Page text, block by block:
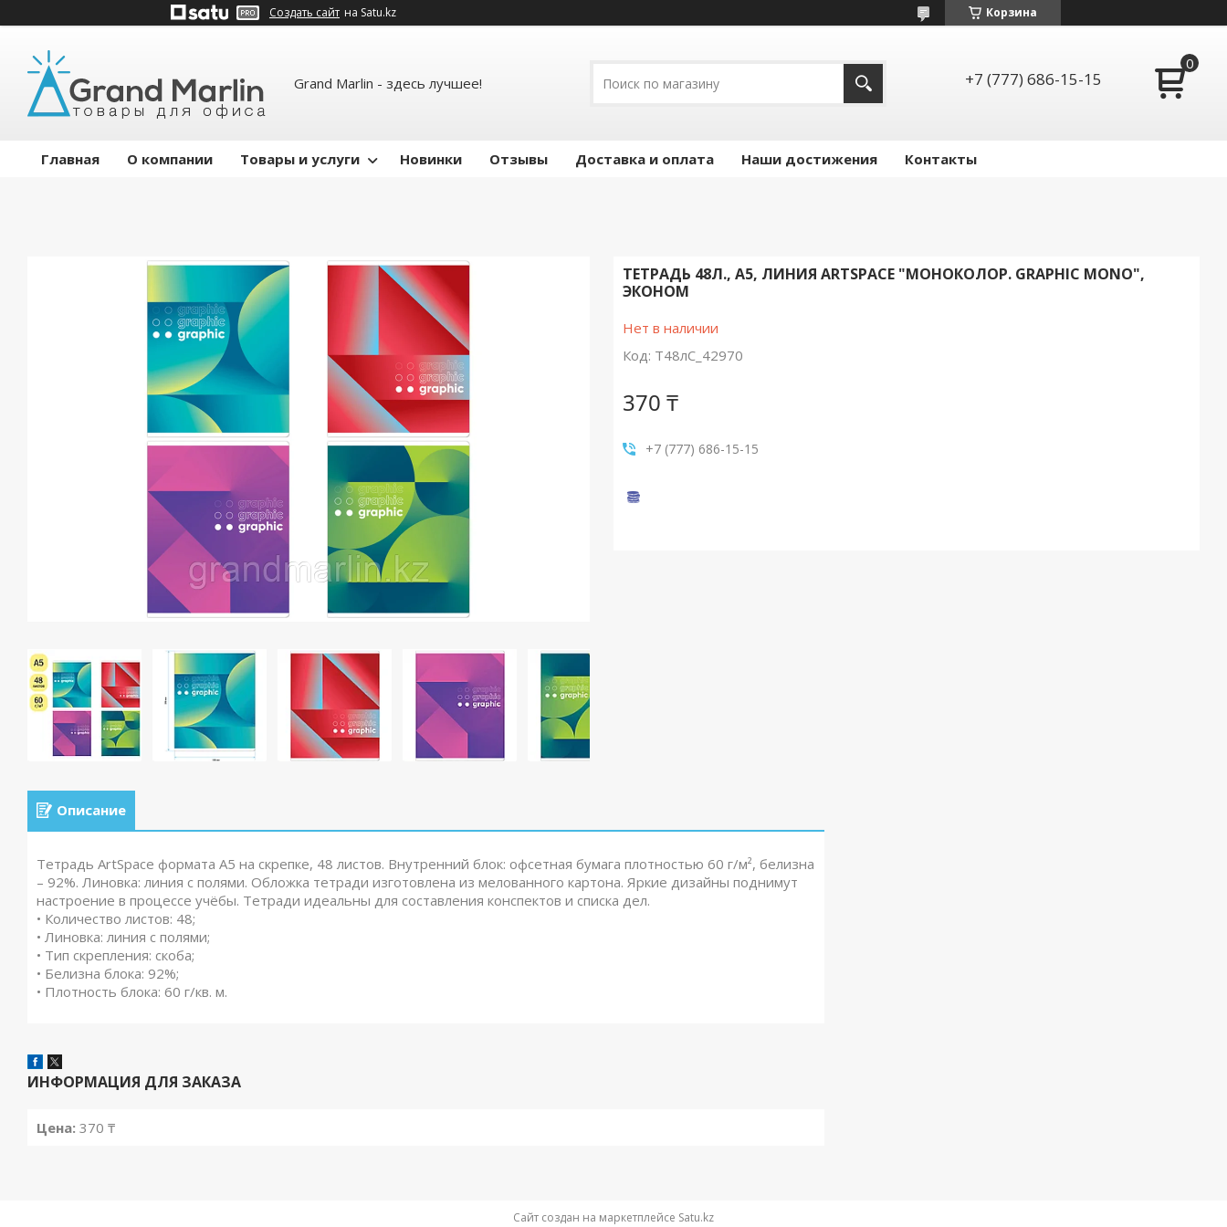
Создать сайт на Satu.kz Корзина
Grand Marlin - здесь лучшее! +7 (777) 686-15-15
Главная О компании Товары и услуги Новинки Отзывы Доставка и оплата Наши достижения Контакты
ТЕТРАДЬ 48Л., А5, ЛИНИЯ ARTSPACE "МОНОКОЛОР. GRAPHIC MONO",
ЭКОНОМ
Нет в наличии
Код: Т48лС_42970
370 ₸
+7 (777) 686-15-15
Описание
Тетрадь ArtSpace формата А5 на скрепке, 48 листов. Внутренний блок: офсетная бумага плотностью 60 г/м², белизна
– 92%. Линовка: линия с полями. Обложка тетради изготовлена из мелованного картона. Яркие дизайны поднимут
настроение в процессе учёбы. Тетради идеальны для составления конспектов и списка дел.
• Количество листов: 48;
• Линовка: линия с полями;
• Тип скрепления: скоба;
• Белизна блока: 92%;
• Плотность блока: 60 г/кв. м.
ИНФОРМАЦИЯ ДЛЯ ЗАКАЗА
Цена: 370 ₸
Сайт создан на маркетплейсе Satu.kz